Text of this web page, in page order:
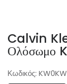
Calvin
Ολόσωμο
Κωδικός: